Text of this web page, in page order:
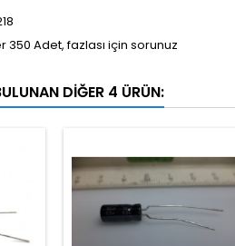
350 Adet, fazlası için sorunuz
DIĞER 4 ÜRÜN: